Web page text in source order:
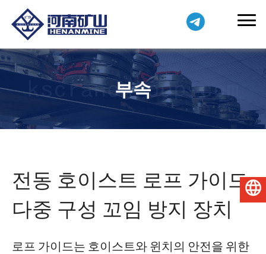
부속
전동 호이스트 로프 가이드:
다중 구성 꼬임 방지 장치
로프 가이드는 호이스트와 윈치의 안전을 위한
한국어